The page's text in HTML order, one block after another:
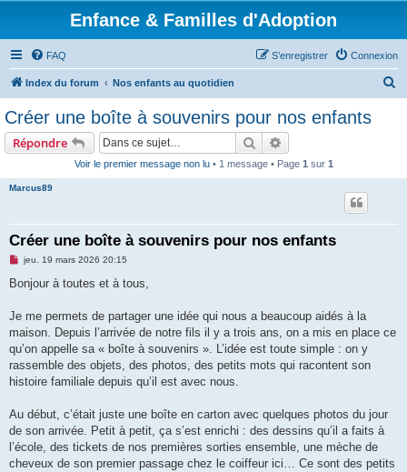
Enfance & Familles d'Adoption
FAQ Connexion
S’enregistrer
Index du forum Nos enfants au quotidien
Créer une boîte à souvenirs pour nos enfants
Répondre Rechercher
Voir le premier message non lu• 1 message • Page 1 sur 1
Marcus89
Créer une boîte à souvenirs pour nos enfants
M
s
g
n
o
l
u
jeu. 19 mars 2026 20:15
Bonjour à toutes et à tous,
Je me permets de partager une idée qui nous a beaucoup aidés à la
maison. Depuis l’arrivée de notre fils il y a trois ans, on a mis en place ce
qu’on appelle sa « boîte à souvenirs ». L’idée est toute simple : on y
rassemble des objets, des photos, des petits mots qui racontent son
histoire familiale depuis qu’il est avec nous.
Au début, c’était juste une boîte en carton avec quelques photos du jour
de son arrivée. Petit à petit, ça s’est enrichi : des dessins qu’il a faits à
l’école, des tickets de nos premières sorties ensemble, une mèche de
cheveux de son premier passage chez le coiffeur ici… Ce sont des petits